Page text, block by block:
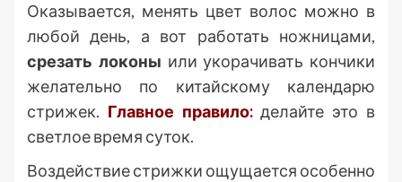
Оказывается, менять цвет волос можно в
любой день, а вот работать ножницами,
срезать локоны или укорачивать кончики
желательно по китайскому календарю
стрижек. Главное правило:делайте это в
светлое время суток.
Воздействие стрижки ощущается особенно